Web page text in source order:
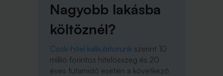
Nagyobb lakásba
költöznél?
Csok-hitel kalkulátorunk szerint 10
millió forintos hitelösszeg és 20
éves futamidő esetén a következő